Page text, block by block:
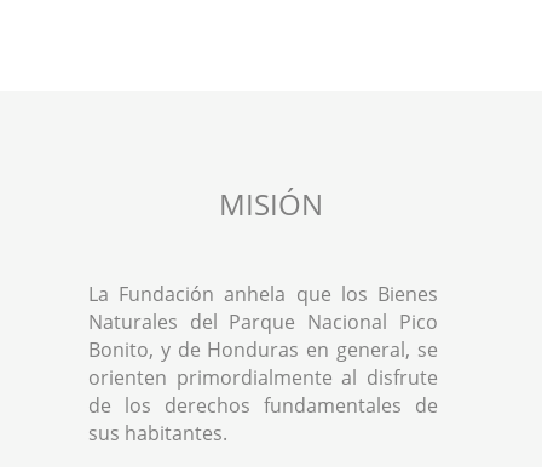
MISIÓN
La Fundación anhela que los Bienes
Naturales del Parque Nacional Pico
Bonito, y de Honduras en general, se
orienten primordialmente al disfrute
de los derechos fundamentales de
sus habitantes.